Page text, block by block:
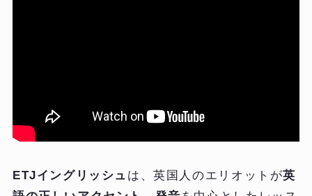
ETJイングリッシュ は、英国人のエリオットが英